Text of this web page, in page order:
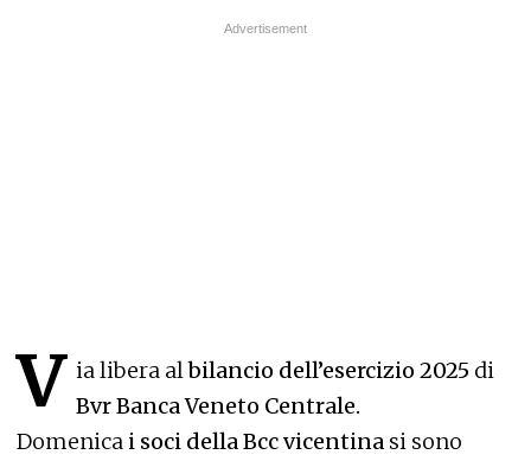
V ia libera albilancio dell’esercizio 2025 di
Bvr Banca Veneto Centrale.
Domenica i soci della Bcc vicentina si sono